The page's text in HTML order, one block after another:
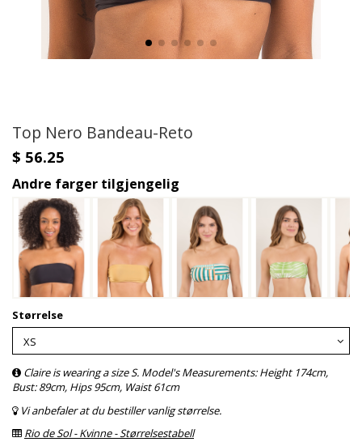
Top Nero Bandeau-Reto
$ 56.25
Andre farger tilgjengelig
Størrelse
Claire is wearing a size S. Model's Measurements: Height 174cm,
Bust: 89cm, Hips 95cm, Waist 61cm
Vi anbefaler at du bestiller vanlig størrelse.
Rio de Sol - Kvinne - Størrelsestabell